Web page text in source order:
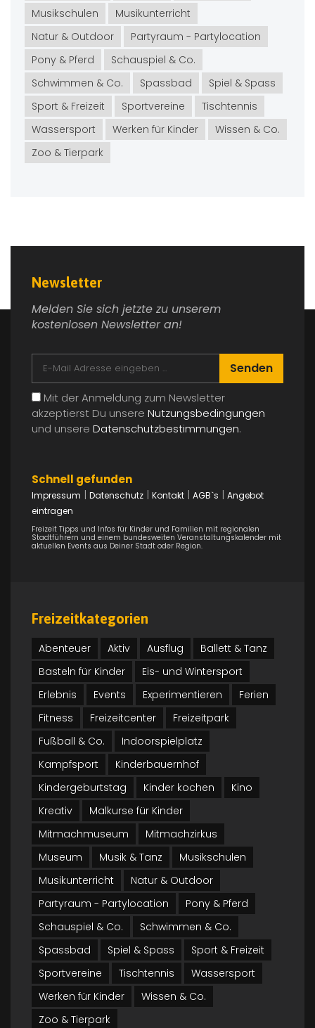
Musikschulen
Musikunterricht
Natur & Outdoor
Partyraum - Partylocation
Pony & Pferd
Schauspiel & Co.
Schwimmen & Co.
Spassbad
Spiel & Spass
Sport & Freizeit
Sportvereine
Tischtennis
Wassersport
Werken für Kinder
Wissen & Co.
Zoo & Tierpark
Newsletter
Melden Sie sich jetzte zu unserem
kostenlosen Newsletter an!
Senden
Mit der Anmeldung zum Newsletter
akzeptierst Du unsere Nutzungsbedingungen
und unsere Datenschutzbestimmungen.
Schnell gefunden
Impressum | Datenschutz | Kontakt | AGB`s | Angebot
eintragen
Freizeit Tipps und Infos für Kinder und Familien mit regionalen
Stadtführern und einem bundesweiten Veranstaltungskalender mit
aktuellen Events aus Deiner Stadt oder Region.
Freizeitkategorien
Abenteuer Aktiv Ausflug
Ballett & Tanz
Basteln für Kinder
Eis- und Wintersport
Erlebnis
Events Experimentieren
Ferien
Fitness
Freizeitcenter
Freizeitpark
Fußball & Co.
Indoorspielplatz
Kampfsport
Kinderbauernhof
Kindergeburtstag
Kinder kochen
Kino
Kreativ
Malkurse für Kinder
Mitmachmuseum
Mitmachzirkus
Museum
Musik & Tanz
Musikschulen
Musikunterricht
Natur & Outdoor
Partyraum - Partylocation
Pony & Pferd
Schauspiel & Co.
Schwimmen & Co.
Spassbad
Spiel & Spass
Sport & Freizeit
Sportvereine
Tischtennis
Wassersport
Werken für Kinder
Wissen & Co.
Zoo & Tierpark